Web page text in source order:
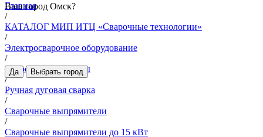
Ваш город Омск?
Да Выбрать город
Главная
/
КАТАЛОГ МИП ИТЦ «Сварочные технологии»
/
Электросварочное оборудование
/
Сварочные аппараты
/
Ручная дуговая сварка
/
Сварочные выпрямители
/
Сварочные выпрямители до 15 кВт